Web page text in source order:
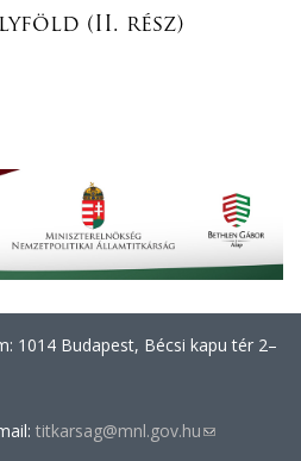
(II. rész)
1014 Budapest, Bécsi kapu tér 2–
titkarsag@mnl.gov.hu(link